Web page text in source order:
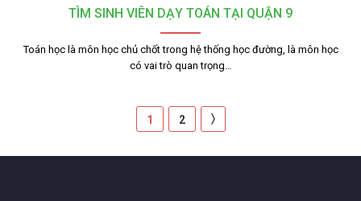
TÌM SINH VIÊN DẠY TOÁN TẠI QUẬN 9
Toán học là môn học chủ chốt trong hệ thống học đường, là môn học
có vai trò quan trọng…
1 2 〉